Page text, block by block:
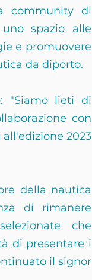
community di
spazio alle
e promuovere
da diporto.
"Siamo lieti di
con
2023
della nautica
di rimanere
che
di presentare i
il signor